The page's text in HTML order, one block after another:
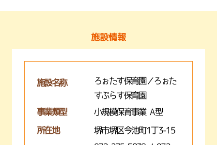
施設情報
施設名称
ろぉたす保育園／ろぉた
すぷらす保育園
事業類型
小規模保育事業 A型
所在地 堺市堺区今池町1丁3-15